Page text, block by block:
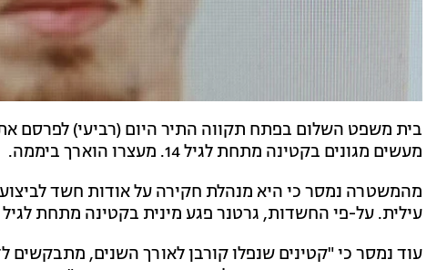
בית משפט השלום בפתח תקווה התיר היום (רביעי) לפרסם
מעשים מגונים בקטינה מתחת לגיל 14. מעצרו הוארך ביממה.
מהמשטרה נמסר כי היא מנהלת חקירה על אודות חשד לביצוע
עילית. על-פי החשדות, גרטנר פגע מינית בקטינה מתחת לגיל 14 בחדר מדרגות של בניין מגורים.